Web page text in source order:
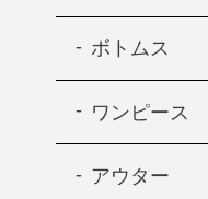
ボトムス
ワンピース
アウター